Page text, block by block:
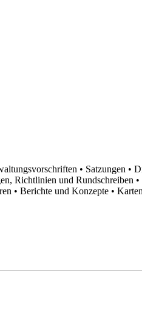
• Satzungen •
Richtlinien und Rundschreiben
• Berichte und Konzepte •